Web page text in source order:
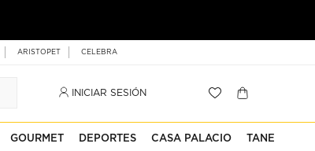
ARISTOPET CELEBRA
INICIAR SESIÓN
GOURMET DEPORTES CASA PALACIO TANE